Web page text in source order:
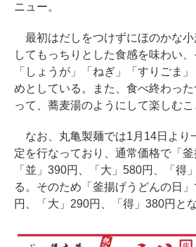
ニュー。
最初はだしをつけずにほのかな小
してもっちりとした食感を味わい
「しょうが」「ねぎ」「すりごま
めとしている。また、食べ終わっ
って、蕎麦湯のようにして楽しむこ
なお、丸亀製麺では1月14日より
定を行なっており、通常価格で「
「並」390円、「大」580円、「得
る。そのため「釜揚げうどんの日
円、「大」290円、「得」380円とな